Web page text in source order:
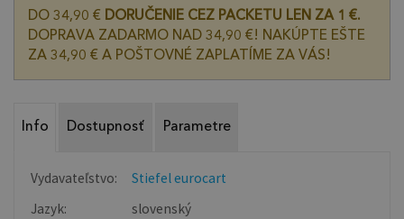
DO 34,90 € DORUČENIE CEZ PACKETU LEN ZA 1 €.
DOPRAVA ZADARMO NAD 34,90 €! NAKÚPTE EŠTE
ZA 34,90 € A POŠTOVNÉ ZAPLATÍME ZA VÁS!
Info Dostupnosť Parametre
Vydavateľstvo:
Stiefel eurocart
Jazyk:
slovenský